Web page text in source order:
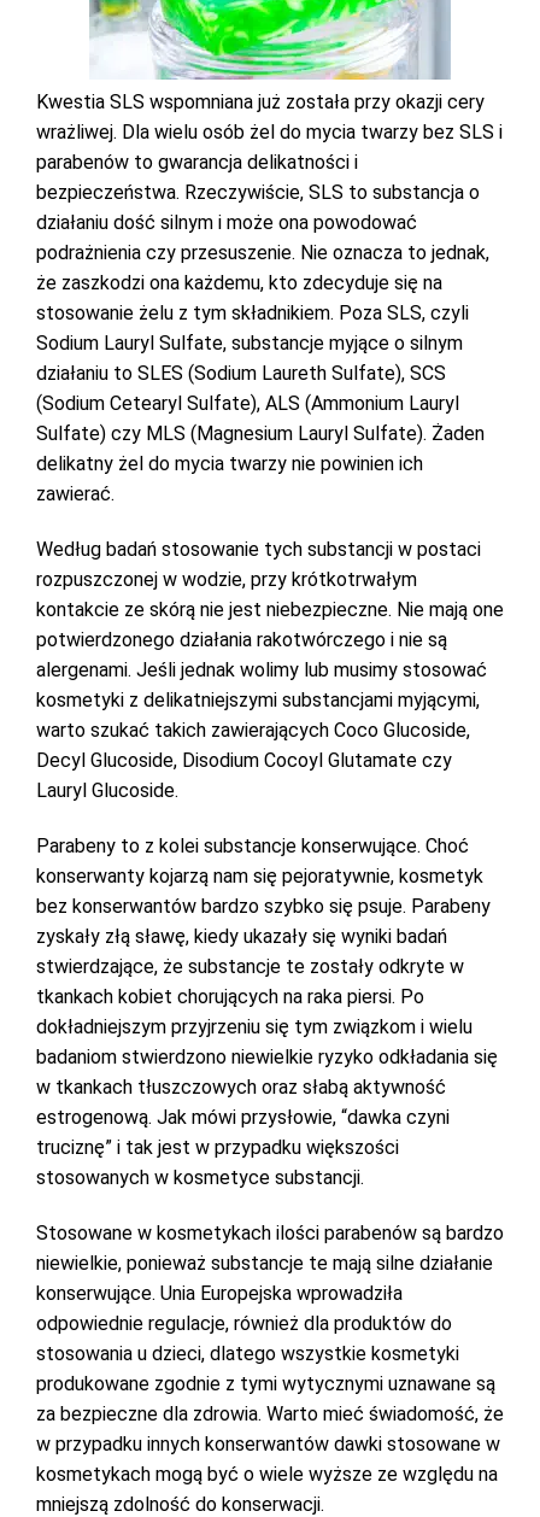
Kwestia SLS wspomniana już została przy okazji cery
wrażliwej. Dla wielu osób żel do mycia twarzy bez SLS i
parabenów to gwarancja delikatności i
bezpieczeństwa. Rzeczywiście, SLS to substancja o
działaniu dość silnym i może ona powodować
podrażnienia czy przesuszenie. Nie oznacza to jednak,
że zaszkodzi ona każdemu, kto zdecyduje się na
stosowanie żelu z tym składnikiem. Poza SLS, czyli
Sodium Lauryl Sulfate, substancje myjące o silnym
działaniu to SLES (Sodium Laureth Sulfate), SCS
(Sodium Cetearyl Sulfate), ALS (Ammonium Lauryl
Sulfate) czy MLS (Magnesium Lauryl Sulfate). Żaden
delikatny żel do mycia twarzy nie powinien ich
zawierać.
Według badań stosowanie tych substancji w postaci
rozpuszczonej w wodzie, przy krótkotrwałym
kontakcie ze skórą nie jest niebezpieczne. Nie mają one
potwierdzonego działania rakotwórczego i nie są
alergenami. Jeśli jednak wolimy lub musimy stosować
kosmetyki z delikatniejszymi substancjami myjącymi,
warto szukać takich zawierających Coco Glucoside,
Decyl Glucoside, Disodium Cocoyl Glutamate czy
Lauryl Glucoside.
Parabeny to z kolei substancje konserwujące. Choć
konserwanty kojarzą nam się pejoratywnie, kosmetyk
bez konserwantów bardzo szybko się psuje. Parabeny
zyskały złą sławę, kiedy ukazały się wyniki badań
stwierdzające, że substancje te zostały odkryte w
tkankach kobiet chorujących na raka piersi. Po
dokładniejszym przyjrzeniu się tym związkom i wielu
badaniom stwierdzono niewielkie ryzyko odkładania się
w tkankach tłuszczowych oraz słabą aktywność
estrogenową. Jak mówi przysłowie, “dawka czyni
truciznę” i tak jest w przypadku większości
stosowanych w kosmetyce substancji.
Stosowane w kosmetykach ilości parabenów są bardzo
niewielkie, ponieważ substancje te mają silne działanie
konserwujące. Unia Europejska wprowadziła
odpowiednie regulacje, również dla produktów do
stosowania u dzieci, dlatego wszystkie kosmetyki
produkowane zgodnie z tymi wytycznymi uznawane są
za bezpieczne dla zdrowia. Warto mieć świadomość, że
w przypadku innych konserwantów dawki stosowane w
kosmetykach mogą być o wiele wyższe ze względu na
mniejszą zdolność do konserwacji.